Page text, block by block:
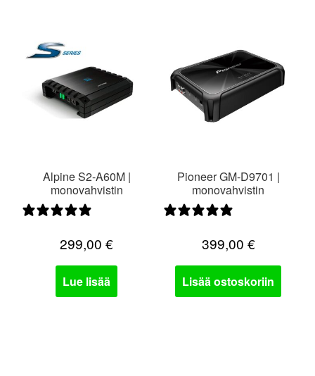
Alpine S2-A60M |
monovahvistin
299,00€
Lue lisää
Pioneer GM-D9701 |
monovahvistin
399,00 €
Lisää ostoskoriin